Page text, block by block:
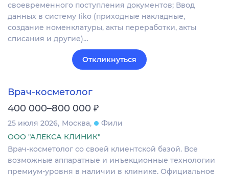
своевременного поступления документов; Ввод
данных в систему Iiko (приходные накладные,
создание номенклатуры, акты переработки, акты
списания и другие)…
Откликнуться
Врач-косметолог
400 000–800 000 ₽
25 июля 2026 Москва
Фили
ООО "АЛЕКСА КЛИНИК"
Врач-косметолог со своей клиентской базой. Все
возможные аппаратные и инъекционные технологии
премиум-уровня в наличии в клинике. Официальное